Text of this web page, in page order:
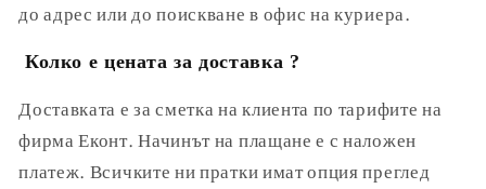
до адрес или до поискване в офис на куриера.
Колко е цената за доставка ?
Доставката е за сметка на клиента по тарифите на
фирма Еконт. Начинът на плащане е с наложен
платеж. Всичките ни пратки имат опция преглед